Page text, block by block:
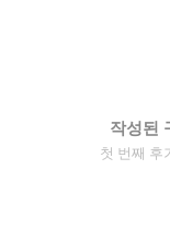
작성된
첫 번째 후